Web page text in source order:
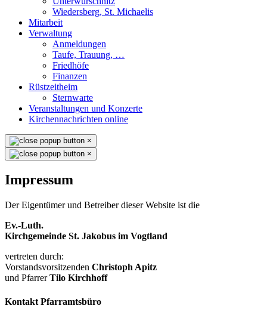
Wiedersberg, St. Michaelis
Mitarbeit
Verwaltung
Anmeldungen
Taufe, Trauung, …
Friedhöfe
Finanzen
Rüstzeitheim
Sternwarte
Veranstaltungen und Konzerte
Kirchennachrichten online
×
×
Impressum
Der Eigentümer und Betreiber dieser Website ist die
Ev.-Luth.
Kirchgemeinde St. Jakobus im Vogtland
vertreten durch:
Vorstandsvorsitzenden Christoph Apitz
und PfarrerTilo Kirchhoff
Kontakt Pfarramtsbüro